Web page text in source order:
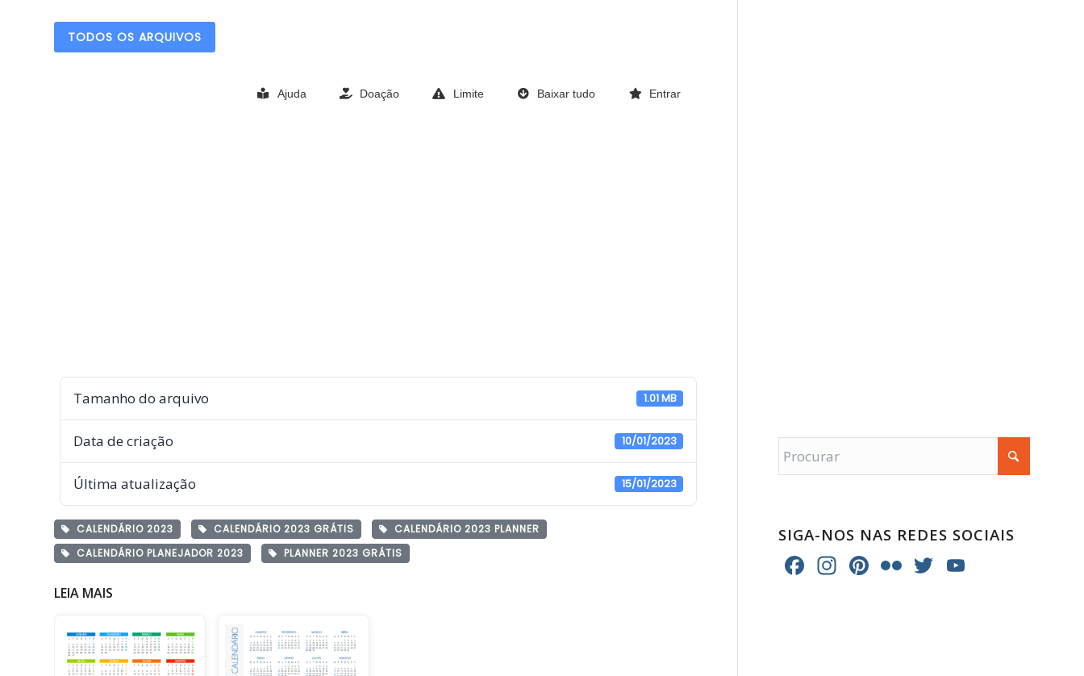
TODOS OS ARQUIVOS
Ajuda Doação Limite Baixar tudo Entrar
Tamanho do arquivo 1.01 MB
Data de criação 10/01/2023
Última atualização 15/01/2023
CALENDÁRIO 2023 CALENDÁRIO 2023 GRÁTIS
CALENDÁRIO 2023 PLANNER
CALENDÁRIO PLANEJADOR 2023
PLANNER 2023 GRÁTIS
LEIA MAIS
SIGA-NOS NAS REDES SOCIAIS
Facebook
Instagram
Pinterest
FlickrTwitter